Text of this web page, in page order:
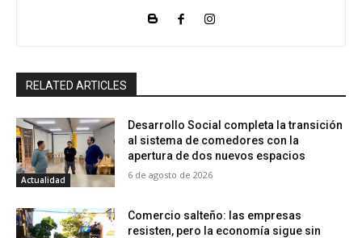
RELATED ARTICLES
Actualidad
Desarrollo Social completa la transición
al sistema de comedores con la
apertura de dos nuevos espacios
6 de agosto de 2026
Comercio salteño: las empresas
resisten, pero la economía sigue sin